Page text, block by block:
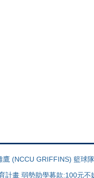
鷹 (NCCU GRIFFINS) 籃球
計畫 弱勢助學募款:100元不